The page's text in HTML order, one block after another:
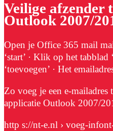
Veilige afzender
Outlook 2007/
Open je Office 365 mail
‘start’ · Klik op het
‘toevoegen’ · Het
Zo voeg je een e-mailadres
applicatie Outlook 2007/
http s://nt-e.nl › voeg-